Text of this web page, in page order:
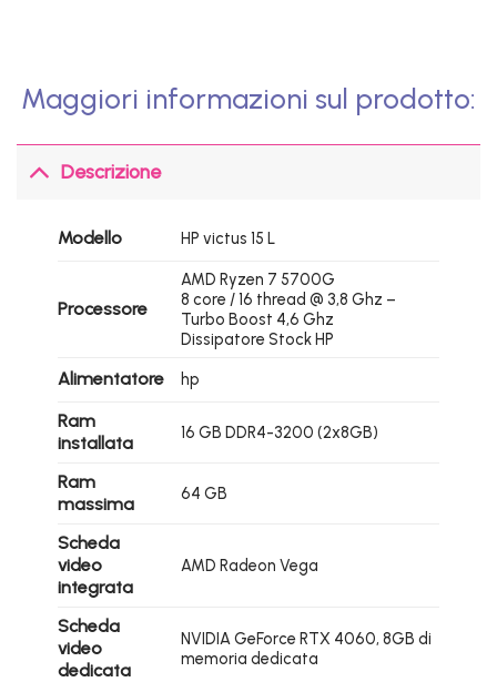
Maggiori informazioni sul prodotto:
Descrizione
Modello HP victus 15 L
Processore
AMD Ryzen 7 5700G
8 core / 16 thread @ 3,8 Ghz –
Turbo Boost 4,6 Ghz
Dissipatore Stock HP
Alimentatore hp
Ram
installata
16 GB DDR4-3200 (2x8GB)
Ram
massima
64 GB
Scheda
video
integrata
AMD Radeon Vega
Scheda
video
dedicata
NVIDIA GeForce RTX 4060, 8GB di
memoria dedicata